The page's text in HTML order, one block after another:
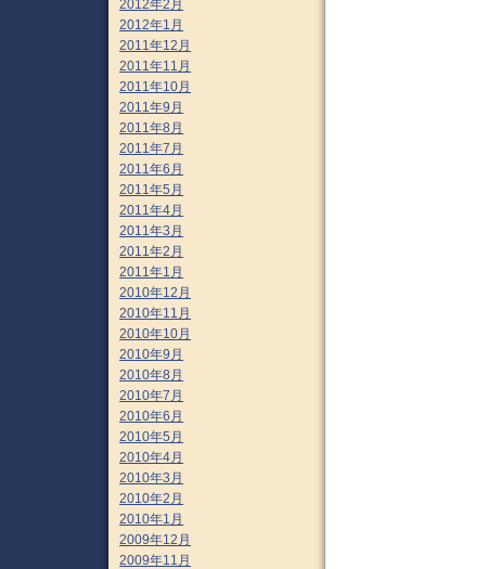
2012年2月
2012年1月
2011年12月
2011年11月
2011年10月
2011年9月
2011年8月
2011年7月
2011年6月
2011年5月
2011年4月
2011年3月
2011年2月
2011年1月
2010年12月
2010年11月
2010年10月
2010年9月
2010年8月
2010年7月
2010年6月
2010年5月
2010年4月
2010年3月
2010年2月
2010年1月
2009年12月
2009年11月